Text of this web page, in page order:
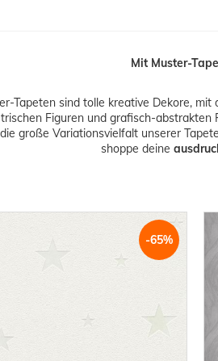
Mit Muster-
Tapeten sind tolle kreative Dekore,
Figuren und grafisch-abstrakten
große Variationsvielfalt unserer
shoppe deine
-65%